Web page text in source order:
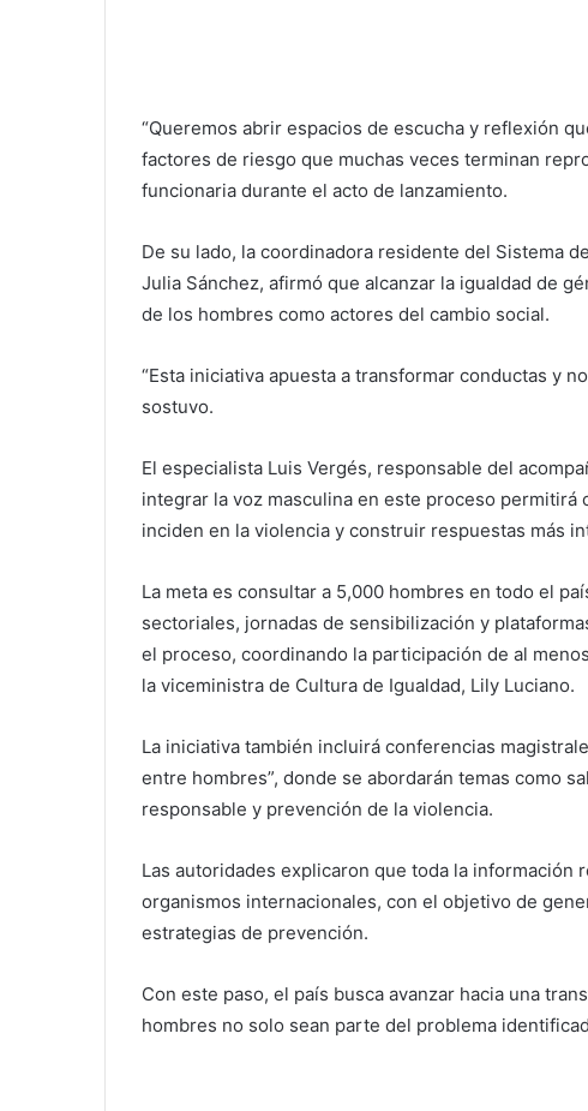
“Queremos abrir espacios de escucha y reflexión
factores de riesgo que muchas veces terminan
funcionaria durante el acto de lanzamiento.
De su lado, la coordinadora residente del Sistema
Julia Sánchez, afirmó que alcanzar la igualdad de
de los hombres como actores del cambio social.
“Esta iniciativa apuesta a transformar conductas y
sostuvo.
El especialista Luis Vergés, responsable del
integrar la voz masculina en este proceso
inciden en la violencia y construir respuestas más
La meta es consultar a 5,000 hombres en todo el
sectoriales, jornadas de sensibilización y
el proceso, coordinando la participación de al
la viceministra de Cultura de Igualdad, Lily Luciano.
La iniciativa también incluirá conferencias
entre hombres”, donde se abordarán temas como
responsable y prevención de la violencia.
Las autoridades explicaron que toda la información
organismos internacionales, con el objetivo de
estrategias de prevención.
Con este paso, el país busca avanzar hacia una
hombres no solo sean parte del problema